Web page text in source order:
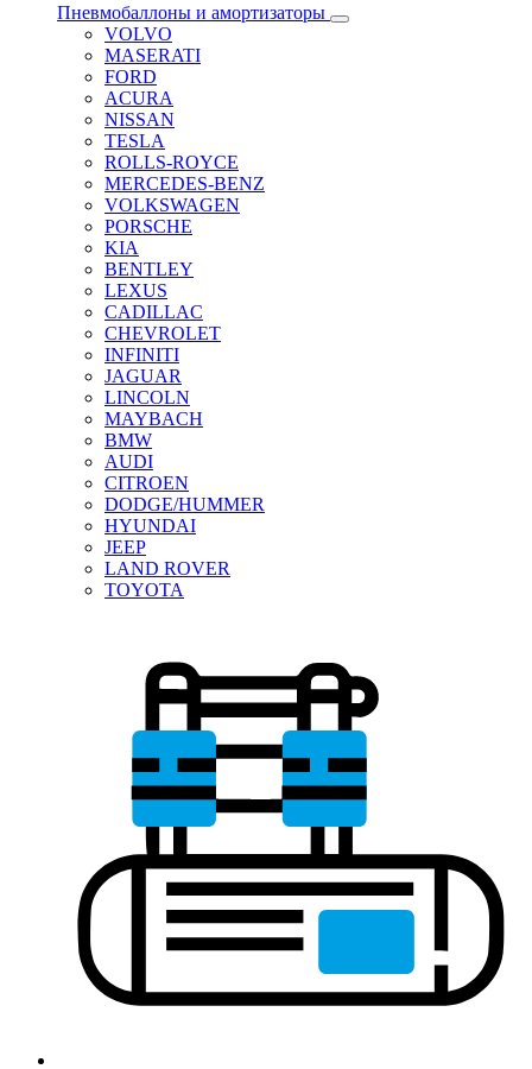
Пневмобаллоны и амортизаторы
VOLVO
MASERATI
FORD
ACURA
NISSAN
TESLA
ROLLS-ROYCE
MERCEDES-BENZ
VOLKSWAGEN
PORSCHE
KIA
BENTLEY
LEXUS
CADILLAC
CHEVROLET
INFINITI
JAGUAR
LINCOLN
MAYBACH
BMW
AUDI
CITROEN
DODGE/HUMMER
HYUNDAI
JEEP
LAND ROVER
TOYOTA